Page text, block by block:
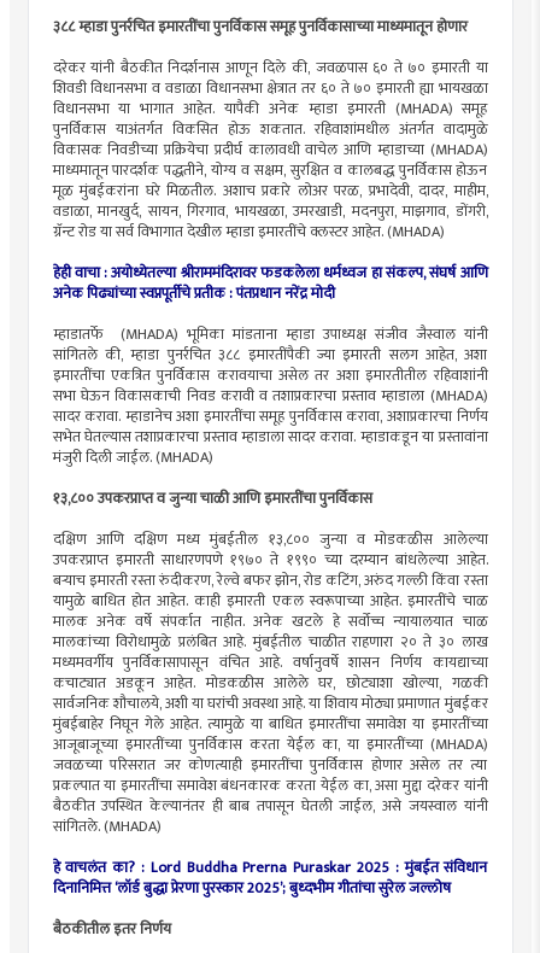
३८८ म्हाडा पुनर्रचित इमारतींचा पुनर्विकास समूह पुनर्विकासाच्या माध्यमातून होणार
दरेकर यांनी बैठकीत निदर्शनास आणून दिले की, जवळपास ६० ते ७० इमारती या
शिवडी विधानसभा व वडाळा विधानसभा क्षेत्रात तर ६० ते ७० इमारती ह्या भायखळा
विधानसभा या भागात आहेत. यापैकी अनेक म्हाडा इमारती (MHADA) समूह
पुनर्विकास याअंतर्गत विकसित होऊ शकतात. रहिवाशांमधील अंतर्गत वादामुळे
विकासक निवडीच्या प्रक्रियेचा प्रदीर्घ कालावधी वाचेल आणि म्हाडाच्या (MHADA)
माध्यमातून पारदर्शक पद्धतीने, योग्य व सक्षम, सुरक्षित व कालबद्ध पुनर्विकास होऊन
मूळ मुंबईकरांना घरे मिळतील. अशाच प्रकारे लोअर परळ, प्रभादेवी, दादर, माहीम,
वडाळा, मानखुर्द, सायन, गिरगाव, भायखळा, उमरखाडी, मदनपुरा, माझगाव, डोंगरी,
ग्रॅन्ट रोड या सर्व विभागात देखील म्हाडा इमारतींचे क्लस्टर आहेत. (MHADA)
हेही वाचा :अयोध्येतल्या श्रीराममंदिरावर फडकलेला धर्मध्वज हा संकल्प, संघर्ष आणि
अनेक पिढ्यांच्या स्वप्नपूर्तीचे प्रतीक : पंतप्रधान नरेंद्र मोदी
म्हाडातर्फे (MHADA) भूमिका मांडताना म्हाडा उपाध्यक्ष संजीव जैस्वाल यांनी
सांगितले की, म्हाडा पुनर्रचित ३८८ इमारतींपैकी ज्या इमारती सलग आहेत, अशा
इमारतींचा एकत्रित पुनर्विकास करावयाचा असेल तर अशा इमारतीतील रहिवाशांनी
सभा घेऊन विकासकाची निवड करावी व तशाप्रकारचा प्रस्ताव म्हाडाला (MHADA)
सादर करावा. म्हाडानेच अशा इमारतींचा समूह पुनर्विकास करावा, अशाप्रकारचा निर्णय
सभेत घेतल्यास तशाप्रकारचा प्रस्ताव म्हाडाला सादर करावा. म्हाडाकडून या प्रस्तावांना
मंजुरी दिली जाईल. (MHADA)
१३,८०० उपकरप्राप्त व जुन्या चाळी आणि इमारतींचा पुनर्विकास
दक्षिण आणि दक्षिण मध्य मुंबईतील १३,८०० जुन्या व मोडकळीस आलेल्या
उपकरप्राप्त इमारती साधारणपणे १९७० ते १९९० च्या दरम्यान बांधलेल्या आहेत.
बऱ्याच इमारती रस्ता रुंदीकरण, रेल्वे बफर झोन, रोड कटिंग, अरुंद गल्ली किंवा रस्ता
यामुळे बाधित होत आहेत. काही इमारती एकल स्वरूपाच्या आहेत. इमारतींचे चाळ
मालक अनेक वर्षे संपर्कात नाहीत. अनेक खटले हे सर्वोच्च न्यायालयात चाळ
मालकांच्या विरोधामुळे प्रलंबित आहे. मुंबईतील चाळीत राहणारा २० ते ३० लाख
मध्यमवर्गीय पुनर्विकासापासून वंचित आहे. वर्षानुवर्षे शासन निर्णय कायद्याच्या
कचाट्यात अडकून आहेत. मोडकळीस आलेले घर, छोट्याशा खोल्या, गळकी
सार्वजनिक शौचालये, अशी या घरांची अवस्था आहे. या शिवाय मोठ्या प्रमाणात मुंबईकर
मुंबईबाहेर निघून गेले आहेत. त्यामुळे या बाधित इमारतींचा समावेश या इमारतींच्या
आजूबाजूच्या इमारतींच्या पुनर्विकास करता येईल का, या इमारतींच्या (MHADA)
जवळच्या परिसरात जर कोणत्याही इमारतींचा पुनर्विकास होणार असेल तर त्या
प्रकल्पात या इमारतींचा समावेश बंधनकारक करता येईल का, असा मुद्दा दरेकर यांनी
बैठकीत उपस्थित केल्यानंतर ही बाब तपासून घेतली जाईल, असे जयस्वाल यांनी
सांगितले. (MHADA)
हे वाचलंत का? : Lord Buddha Prerna Puraskar 2025 : मुंबईत संविधान
दिनानिमित्त ‘लॉर्ड बुद्धा प्रेरणा पुरस्कार 2025’; बुध्दभीम गीतांचा सुरेल जल्लोष
बैठकीतील इतर निर्णय